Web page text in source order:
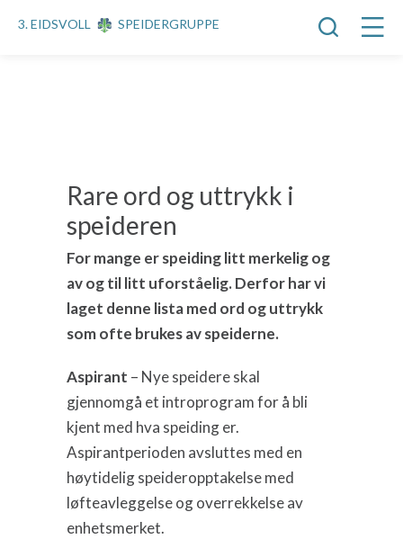
3. EIDSVOLL SPEIDERGRUPPE
Rare ord og uttrykk i
speideren
For mange er speiding litt merkelig og
av og til litt uforståelig. Derfor har vi
laget denne lista med ord og uttrykk
som ofte brukes av speiderne.
Aspirant – Nye speidere skal
gjennomgå et introprogram for å bli
kjent med hva speiding er.
Aspirantperioden avsluttes med en
høytidelig speideropptakelse med
løfteavleggelse og overrekkelse av
enhetsmerket.